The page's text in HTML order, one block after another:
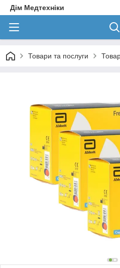
Дім Медтехніки
Товари та послуги